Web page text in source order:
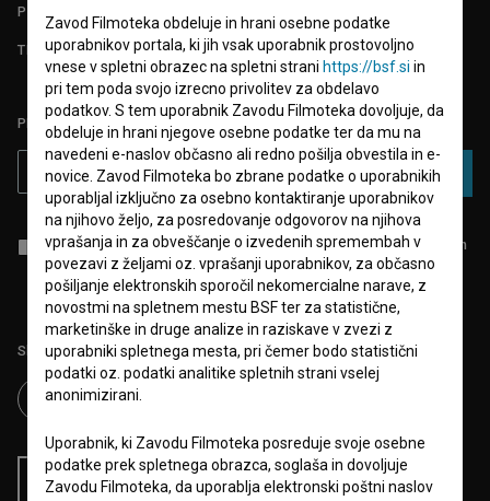
POGOSTA VPRAŠANJA
TEST FUNKCIONALNOSTI
PRIJAVITE SE NA BSF NOVIČNIK:
PRIJAVA
Sprejemamsplošne pogojein dajemsoglasjeza zbiranje, hrambo in
obdelavo osebnih podatkov.
Sledite nam na:
RSS novice RSS dogodki
Zavod Filmoteka obdeluje in hrani osebne podatke
uporabnikov portala, ki jih vsak uporabnik prostovoljno
vnese v spletni obrazec na spletni strani https://bsf.si in
pri tem poda svojo izrecno privolitev za obdelavo
podatkov. S tem uporabnik Zavodu Filmoteka dovoljuje, da
obdeluje in hrani njegove osebne podatke ter da mu na
navedeni e-naslov občasno ali redno pošilja obvestila in e-
novice. Zavod Filmoteka bo zbrane podatke o uporabnikih
uporabljal izključno za osebno kontaktiranje uporabnikov
na njihovo željo, za posredovanje odgovorov na njihova
vprašanja in za obveščanje o izvedenih spremembah v
povezavi z željami oz. vprašanji uporabnikov, za občasno
pošiljanje elektronskih sporočil nekomercialne narave, z
novostmi na spletnem mestu BSF ter za statistične,
marketinške in druge analize in raziskave v zvezi z
uporabniki spletnega mesta, pri čemer bodo statistični
podatki oz. podatki analitike spletnih strani vselej
anonimizirani.
Uporabnik, ki Zavodu Filmoteka posreduje svoje osebne
podatke prek spletnega obrazca, soglaša in dovoljuje
Zavodu Filmoteka, da uporablja elektronski poštni naslov